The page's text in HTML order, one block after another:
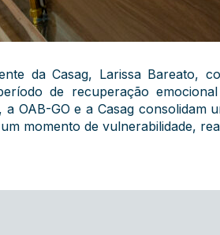
da Casag, Larissa Bareato,
de recuperação
a OAB-GO e a Casag
momento de vulnerabilidade,